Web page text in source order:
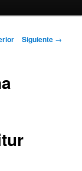
Siguiente →